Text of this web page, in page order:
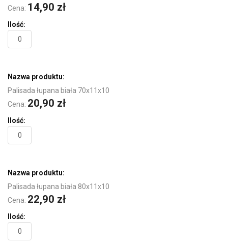
Cena: 14,90 zł
Palisada łupana biała 70x11x10
Cena: 20,90 zł
Palisada łupana biała 80x11x10
Cena: 22,90 zł